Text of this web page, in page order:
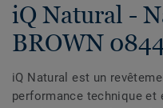
iQ Natural -
BROWN
iQ Natural est un
performance technique et